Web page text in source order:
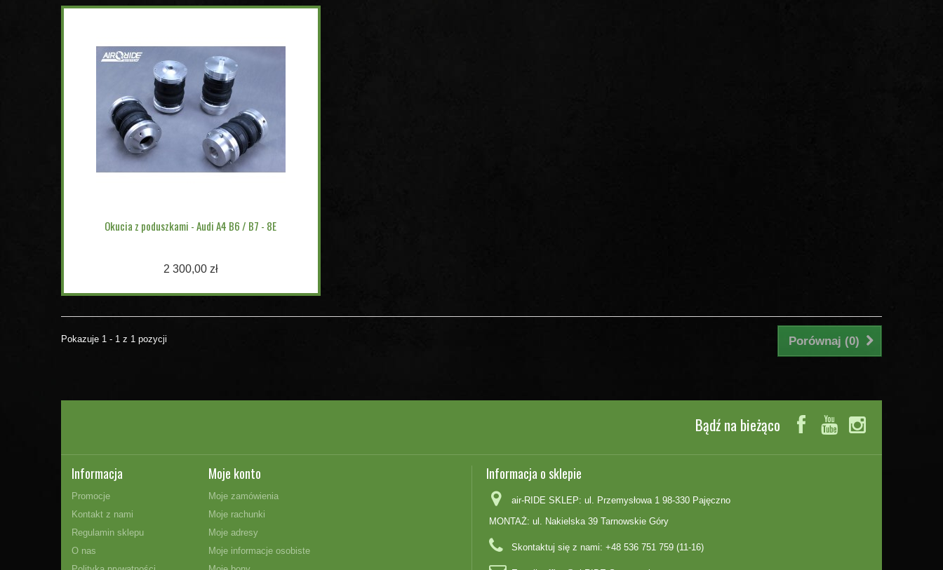
Okucia z poduszkami - Audi A4 B6 / B7 - 8E
2 300,00 zł
Porównaj (0)
Pokazuje 1 - 1 z 1 pozycji
Bądź na bieżąco
Informacja
Promocje
Kontakt z nami
Regulamin sklepu
O nas
Moje konto
Moje zamówienia
Moje rachunki
Moje adresy
Moje informacje osobiste
Informacja o sklepie
air-RIDE SKLEP: ul. Przemysłowa 1 98-330 Pajęczno
MONTAŻ: ul. Nakielska 39 Tarnowskie Góry
Skontaktuj się z nami: +48 536 751 759 (11-16)